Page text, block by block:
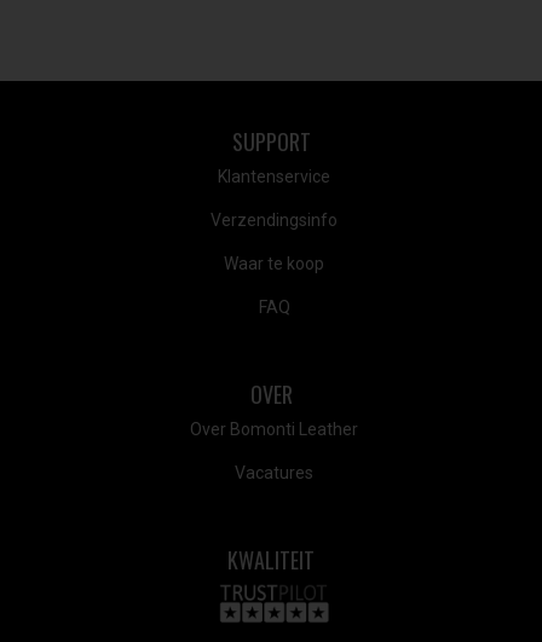
SUPPORT
Klantenservice
Verzendingsinfo
Waar te koop
FAQ
OVER
Over Bomonti Leather
Vacatures
KWALITEIT